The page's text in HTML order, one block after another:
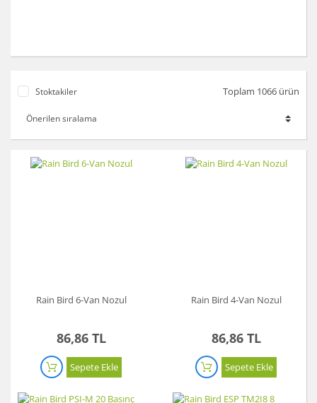
Stoktakiler Toplam 1066 ürün
Rain Bird 6-Van Nozul
86,86 TL
Sepete Ekle
Rain Bird 4-Van Nozul
86,86 TL
Sepete Ekle